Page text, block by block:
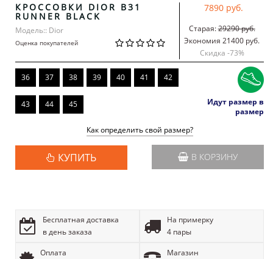
КРОССОВКИ DIOR B31
RUNNER BLACK
Модель:: Dior
Оценка покупателей
7890 руб.
Старая:29290 руб.
Экономия 21400 руб.
Скидка -73%
36 37 38 39 40 41 42
43 44 45
Идут размер в
размер
Как определить свой размер?
КУПИТЬ В КОРЗИНУ
Бесплатная доставка
в день заказа
На примерку
4 пары
Оплата
Магазин